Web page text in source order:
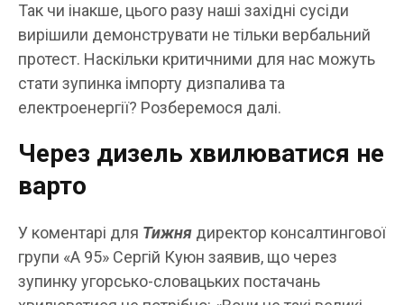
Так чи інакше, цього разу наші західні сусіди
вирішили демонструвати не тільки вербальний
протест. Наскільки критичними для нас можуть
стати зупинка імпорту дизпалива та
електроенергії? Розберемося далі.
Через дизель хвилюватися не
варто
У коментарі для Тижня директор консалтингової
групи «А 95» Сергій Куюн заявив, що через
зупинку угорсько-словацьких постачань